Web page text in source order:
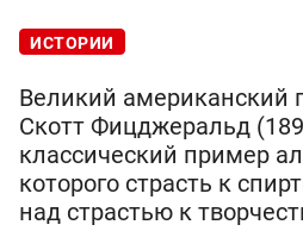
ИСТОРИИ
Великий американский
Скотт Фицджеральд
классический пример
которого страсть к
над страстью к